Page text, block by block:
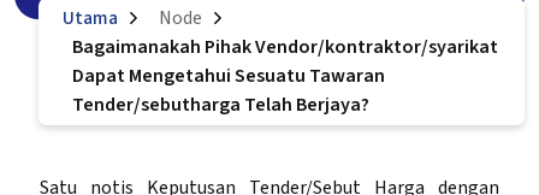
Utama
Node
Bagaimanakah Pihak Vendor/kontraktor/syarikat
Dapat Mengetahui Sesuatu Tawaran
Tender/sebutharga Telah Berjaya?
Satu notis Keputusan Tender/Sebut Harga dengan